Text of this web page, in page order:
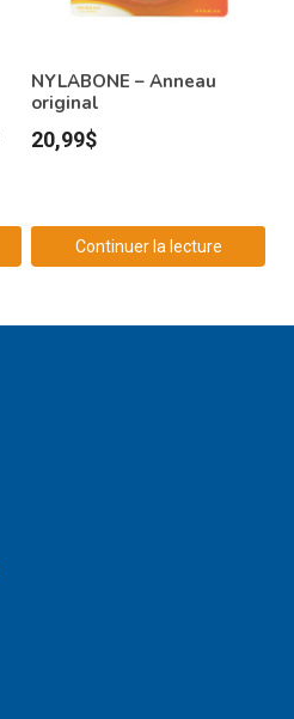
NYLABONE – Anneau
original
20,99$
Continuer la lecture